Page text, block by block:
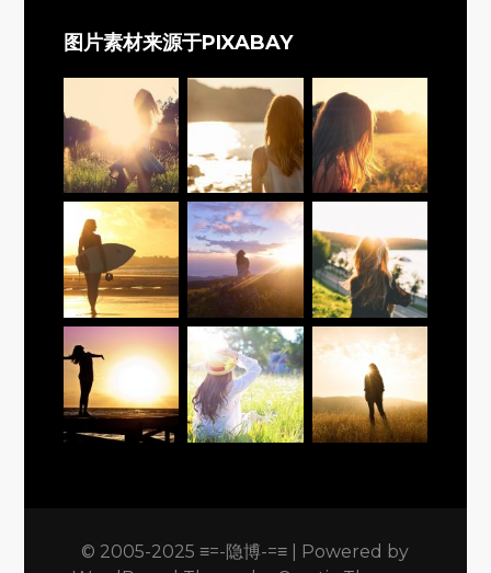
图片素材来源于PIXABAY
© 2005-2025 ≡=-隐博-=≡ | Powered by